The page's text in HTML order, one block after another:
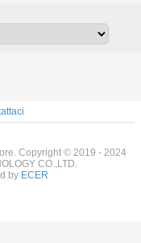
Copyright © 2019 - 2024
CO.,LTD.
by ECER